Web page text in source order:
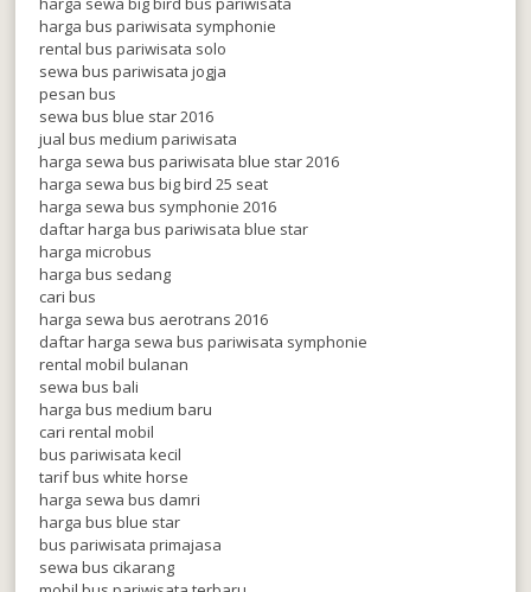
harga bus pariwisata symphonie
rental bus pariwisata solo
sewa bus pariwisata jogja
pesan bus
sewa bus blue star 2016
jual bus medium pariwisata
harga sewa bus pariwisata blue star 2016
harga sewa bus big bird 25 seat
harga sewa bus symphonie 2016
daftar harga bus pariwisata blue star
harga microbus
harga bus sedang
cari bus
harga sewa bus aerotrans 2016
daftar harga sewa bus pariwisata symphonie
rental mobil bulanan
sewa bus bali
harga bus medium baru
cari rental mobil
bus pariwisata kecil
tarif bus white horse
harga sewa bus damri
harga bus blue star
bus pariwisata primajasa
sewa bus cikarang